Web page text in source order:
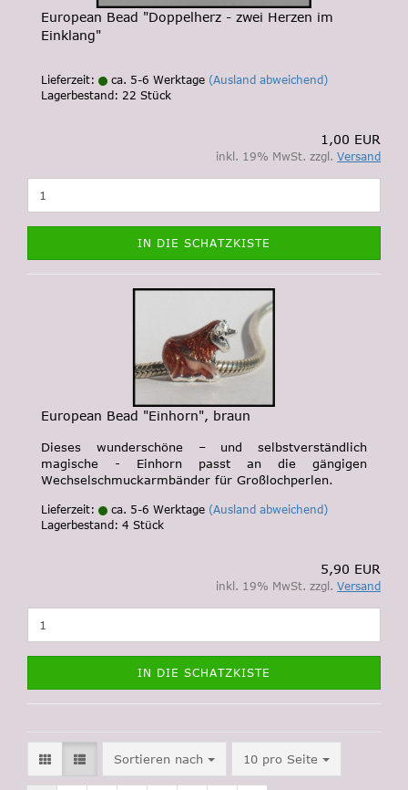
European Bead "Doppelherz - zwei Herzen im
Einklang"
Lieferzeit: ca. 5-6 Werktage (Ausland abweichend)
Lagerbestand: 22 Stück
1,00 EUR
inkl. 19% MwSt. zzgl. Versand
IN DIE SCHATZKISTE
European Bead "Einhorn", braun
Dieses wunderschöne – und selbstverständlich
magische - Einhorn passt an die gängigen
Wechselschmuckarmbänder für Großlochperlen.
Lieferzeit: ca. 5-6 Werktage (Ausland abweichend)
Lagerbestand: 4 Stück
5,90 EUR
inkl. 19% MwSt. zzgl. Versand
IN DIE SCHATZKISTE
Sortieren nach
Sortieren nach 10 pro Seite
pro Seite